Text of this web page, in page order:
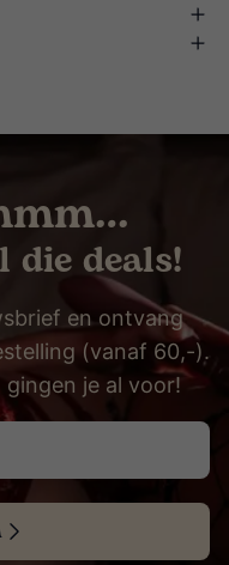
deals!
en ontvang
(vanaf 60,-).
je al voor!